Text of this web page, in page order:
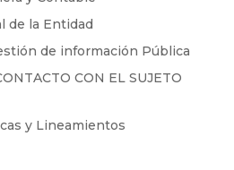
de la Entidad
de información Pública
CON EL SUJETO
y Lineamientos